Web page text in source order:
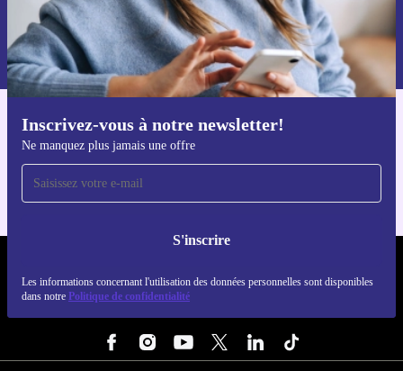
Inscrivez-vous à notre newsletter!
Ne manquez plus jamais une offre
S'inscrire
Les informations concernant l'utilisation des données personnelles sont disponibles
dans notre Politique de confidentialité
S'inscrire
Retrouvez les informations sur l'utilisation des données personnelles
dans notre
politique de confidentialité.
Téléchargez l'application refurbed
Pour iOS et Android